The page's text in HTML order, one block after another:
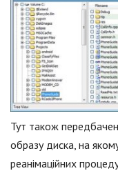
Тут також
образу диска, на
реанімаційних